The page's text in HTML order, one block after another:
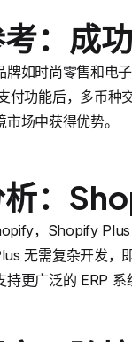
：成
牌如时尚零售和电
付功能后，多币种
场中获得优势。
：
，Shopify
无需复杂开发，
持更广泛的 ERP